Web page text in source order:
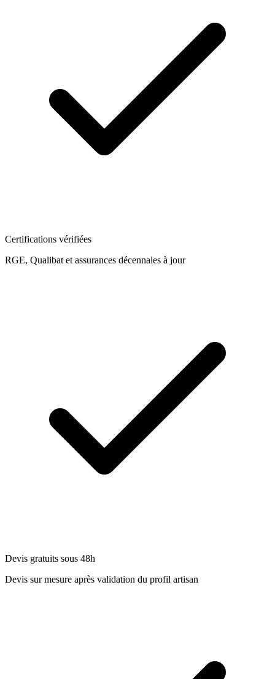
Certifications vérifiées
RGE, Qualibat et assurances décennales à jour
Devis gratuits sous 48h
Devis sur mesure après validation du profil artisan